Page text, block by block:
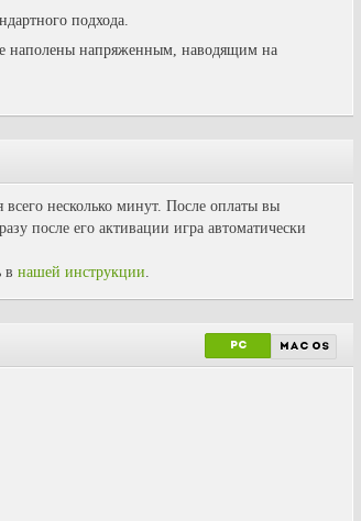
подхода.
наполены напряженным, наводящим на
несколько минут. После оплаты вы
после его активации игра автоматически
в нашей инструкции.
PC mac os